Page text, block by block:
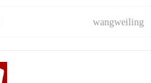
wangweiling